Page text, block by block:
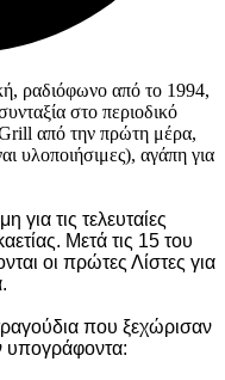
ραδιόφωνο από το 1994,
στο περιοδικό
από την πρώτη μέρα,
υλοποιήσιμες), αγάπη για
για τις τελευταίες
Μετά τις 15 του
οι πρώτες Λίστες για
που ξεχώρισαν
υπογράφοντα: